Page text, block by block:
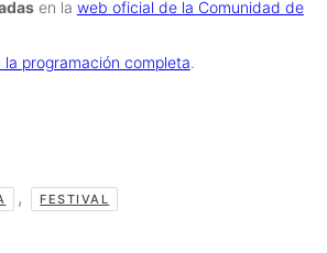
en la web oficial de la Comunidad de
la programación completa.
, FESTIVAL